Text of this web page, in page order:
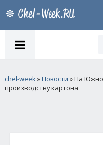
chel-week»Новости » На
производству картона